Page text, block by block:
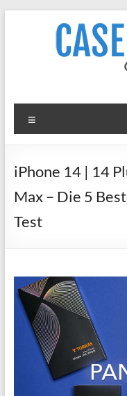
Case
Tester
Hüllen
&
im
iPhone 14 | 14
Max – Die 5
Test